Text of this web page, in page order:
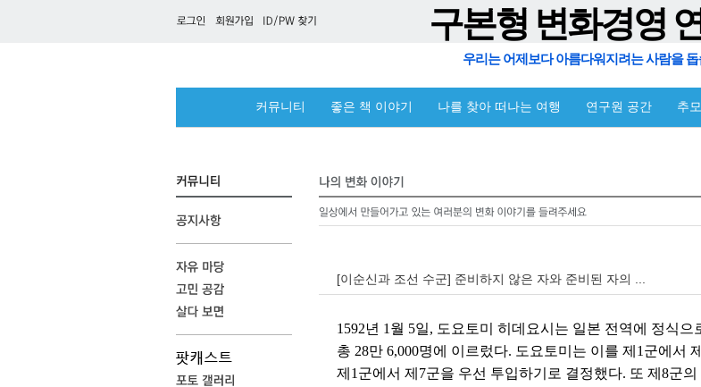
구본형 변화경영
우리는 어제보다 아름다워지려는 사람을 돕
커뮤니티 좋은 책 이야기 나를 찾아 떠나는 여행 연구원 공간 추
[이순신과 조선 수군] 준비하지 않은 자와 준비된 자의 ...
1592년 1월 5일, 도요토미 히데요시는 일본 전역에 정식
총 28만 6,000명에 이르렀다. 도요토미는 이를 제1군에서
제1군에서 제7군을 우선 투입하기로 결정했다. 또 제8군